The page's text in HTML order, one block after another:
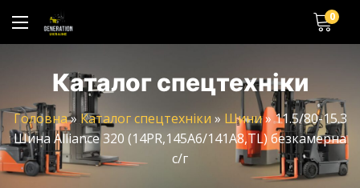
0
Каталог спецтехніки
Головна» Каталог спецтехніки » Шини »11.5/80-15.3
Шина Alliance 320 (14PR,145A6/141A8,TL) безкамерна
с/г